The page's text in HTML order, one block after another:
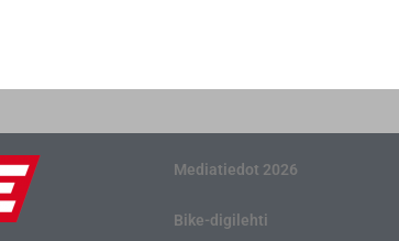
Mediatiedot 2026
Bike-digilehti